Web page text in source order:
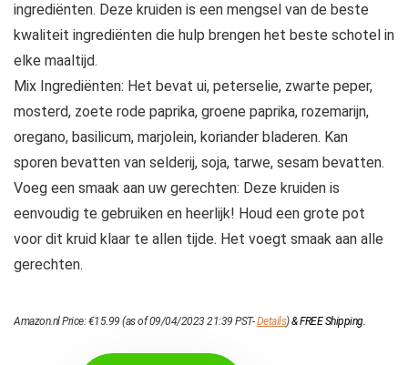
ingrediënten. Deze kruiden is een mengsel van de beste
kwaliteit ingrediënten die hulp brengen het beste schotel in
elke maaltijd.
Mix Ingrediënten: Het bevat ui, peterselie, zwarte peper,
mosterd, zoete rode paprika, groene paprika, rozemarijn,
oregano, basilicum, marjolein, koriander bladeren. Kan
sporen bevatten van selderij, soja, tarwe, sesam bevatten.
Voeg een smaak aan uw gerechten: Deze kruiden is
eenvoudig te gebruiken en heerlijk! Houd een grote pot
voor dit kruid klaar te allen tijde. Het voegt smaak aan alle
gerechten.
Amazon.nl Price:€15.99 (as of 09/04/2023 21:39 PST-Details)&FREE Shipping.